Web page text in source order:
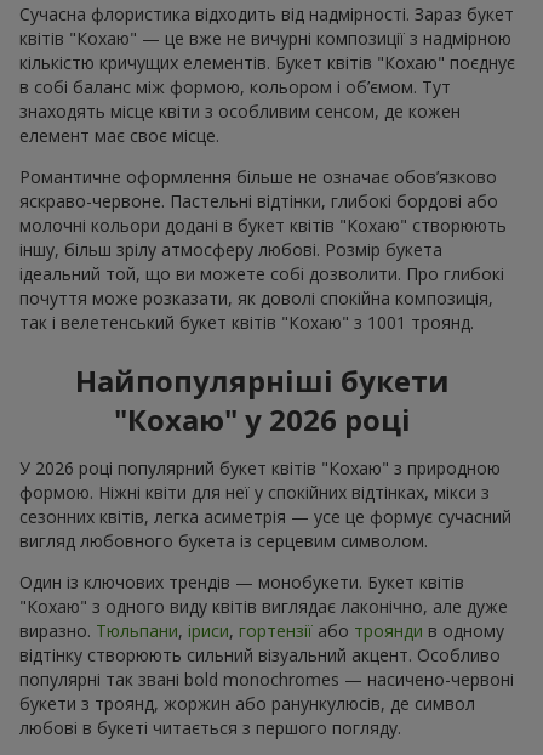
Сучасна флористика відходить від надмірності. Зараз букет
квітів "Кохаю" — це вже не вичурні композиції з надмірною
кількістю кричущих елементів. Букет квітів "Кохаю" поєднує
в собі баланс між формою, кольором і об’ємом. Тут
знаходять місце квіти з особливим сенсом, де кожен
елемент має своє місце.
Романтичне оформлення більше не означає обов’язково
яскраво-червоне. Пастельні відтінки, глибокі бордові або
молочні кольори додані в букет квітів "Кохаю" створюють
іншу, більш зрілу атмосферу любові. Розмір букета
ідеальний той, що ви можете собі дозволити. Про глибокі
почуття може розказати, як доволі спокійна композиція,
так і велетенський букет квітів "Кохаю" з 1001 троянд.
Найпопулярніші букети
"Кохаю" у 2026 році
У 2026 році популярний букет квітів "Кохаю" з природною
формою. Ніжні квіти для неї у спокійних відтінках, мікси з
сезонних квітів, легка асиметрія — усе це формує сучасний
вигляд любовного букета із серцевим символом.
Один із ключових трендів — монобукети. Букет квітів
"Кохаю" з одного виду квітів виглядає лаконічно, але дуже
виразно. Тюльпани, іриси, гортензії або троянди в одному
відтінку створюють сильний візуальний акцент. Особливо
популярні так звані bold monochromes — насичено-червоні
букети з троянд, жоржин або ранункулюсів, де символ
любові в букеті читається з першого погляду.